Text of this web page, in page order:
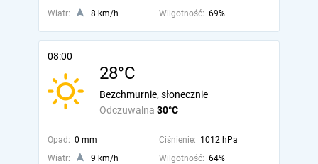
Wiatr: 8 km/h Wilgotność: 69%
08:00
28°C
Odczuwalna 30°C
Bezchmurnie, słonecznie
Opad: 0 mm Ciśnienie: 1012 hPa
Wiatr:
9 km/h Wilgotność: 64%